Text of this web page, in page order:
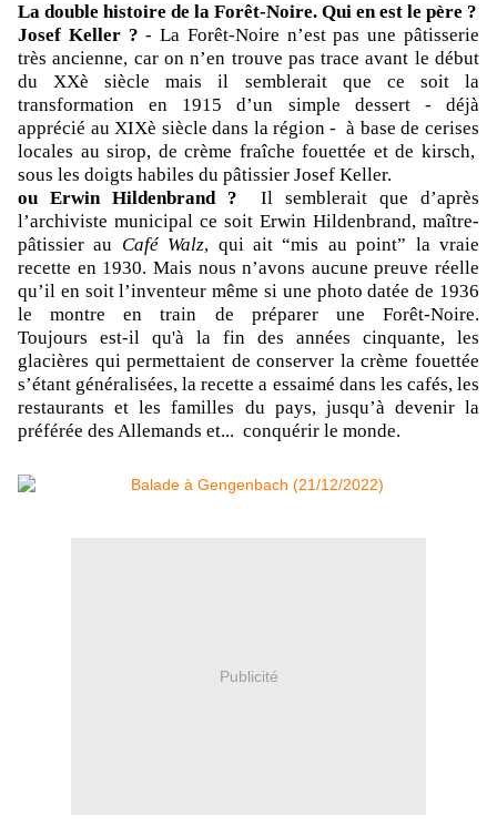
La double histoire de la Forêt-Noire. Qui en est le père ?
Josef Keller ? - La Forêt-Noire n’est pas une pâtisserie
très ancienne, car on n’en trouve pas trace avant le début
du XXè siècle mais il semblerait que ce soit la
transformation en 1915 d’un simple dessert - déjà
apprécié au XIXè siècle dans la région - à base de cerises
locales au sirop, de crème fraîche fouettée et de kirsch,
sous les doigts habiles du pâtissier Josef Keller.
ou Erwin Hildenbrand ? Il semblerait que d’après
l’archiviste municipal ce soit Erwin Hildenbrand, maître-
pâtissier au Café Walz, qui ait “mis au point” la vraie
recette en 1930. Mais nous n’avons aucune preuve réelle
qu’il en soit l’inventeur même si une photo datée de 1936
le montre en train de préparer une Forêt-Noire.
Toujours est-il qu'à la fin des années cinquante, les
glacières qui permettaient de conserver la crème fouettée
s’étant généralisées, la recette a essaimé dans les cafés, les
restaurants et les familles du pays, jusqu’à devenir la
préférée des Allemands et... conquérir le monde.
Publicité